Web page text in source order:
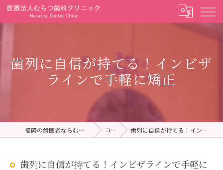
歯列に自信が持てる！インビザ
ラインで手軽に矯正
福岡の歯医者ならむらつ歯科クリニック コラム 歯列に自信が持てる！インビザラインで手軽に矯正
歯列に自信が持てる！インビザラインで手軽に